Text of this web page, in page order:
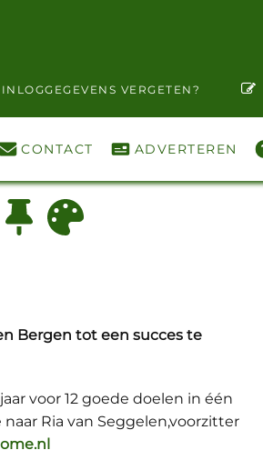
INLOGGEGEVENS VERGETEN?
CONTACT ADVERTEREN
Bergen tot een succes te
voor 12 goede doelen in één
Ria van Seggelen,voorzitter